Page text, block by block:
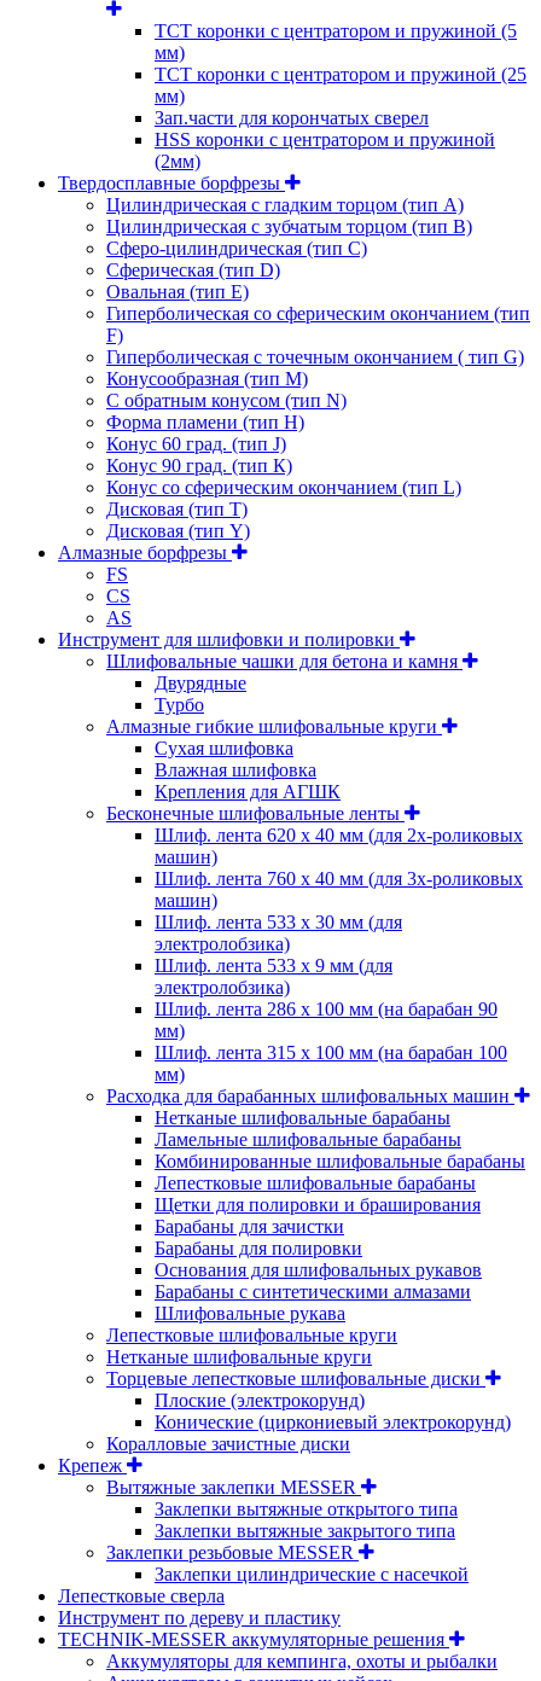
ТСТ коронки с центратором и пружиной (5
мм)
ТСТ коронки с центратором и пружиной (25
мм)
Зап.части для корончатых сверел
HSS коронки с центратором и пружиной
(2мм)
Твердосплавные борфрезы
Цилиндрическая с гладким торцом (тип А)
Цилиндрическая с зубчатым торцом (тип В)
Сферо-цилиндрическая (тип С)
Сферическая (тип D)
Овальная (тип Е)
Гиперболическая со сферическим окончанием (тип
F)
Гиперболическая с точечным окончанием ( тип G)
Конусообразная (тип М)
C обратным конусом (тип N)
Форма пламени (тип H)
Конус 60 град. (тип J)
Конус 90 град. (тип К)
Конус со сферическим окончанием (тип L)
Дисковая (тип Т)
Дисковая (тип Y)
Алмазные борфрезы
FS
CS
AS
Инструмент для шлифовки и полировки
Шлифовальные чашки для бетона и камня
Двурядные
Турбо
Алмазные гибкие шлифовальные круги
Cухая шлифовка
Влажная шлифовка
Крепления для АГШК
Бесконечные шлифовальные ленты
Шлиф. лента 620 х 40 мм (для 2х-роликовых
машин)
Шлиф. лента 760 х 40 мм (для 3х-роликовых
машин)
Шлиф. лента 533 х 30 мм (для
электролобзика)
Шлиф. лента 533 х 9 мм (для
электролобзика)
Шлиф. лента 286 х 100 мм (на барабан 90
мм)
Шлиф. лента 315 х 100 мм (на барабан 100
мм)
Расходка для барабанных шлифовальных машин
Нетканые шлифовальные барабаны
Ламельные шлифовальные барабаны
Комбинированные шлифовальные барабаны
Лепестковые шлифовальные барабаны
Щетки для полировки и браширования
Барабаны для зачистки
Барабаны для полировки
Основания для шлифовальных рукавов
Барабаны с синтетическими алмазами
Шлифовальные рукава
Лепестковые шлифовальные круги
Нетканые шлифовальные круги
Торцевые лепестковые шлифовальные диски
Плоские (электрокорунд)
Конические (циркониевый электрокорунд)
Коралловые зачистные диски
Крепеж
Вытяжные заклепки MESSER
Заклепки вытяжные открытого типа
Заклепки вытяжные закрытого типа
Заклепки резьбовые MESSER
Заклепки цилиндрические с насечкой
Лепестковые сверла
Инструмент по дереву и пластику
TECHNIK-MESSER аккумуляторные решения
Аккумуляторы для кемпинга, охоты и рыбалки